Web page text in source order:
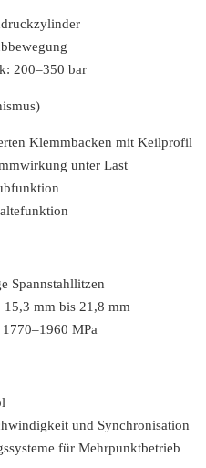
200–350 bar
Klemmbacken mit Keilprofil
unter Last
Spannstahllitzen
15,3 mm bis 21,8 mm
MPa
und Synchronisation
für Mehrpunktbetrieb